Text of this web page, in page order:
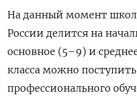
На данный момент
России делится на
основное (5–9) и
класса можно
профессионального